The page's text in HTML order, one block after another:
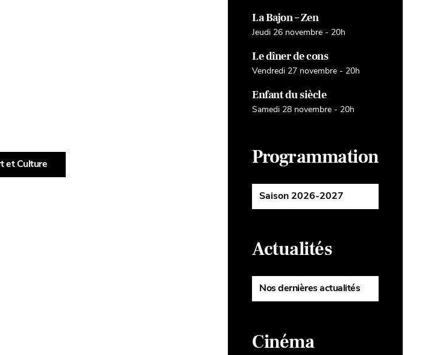
et Culture
La Bajon – Zen
Jeudi 26 novembre - 20h
Le dîner de cons
Vendredi 27 novembre - 20h
Enfant du siècle
Samedi 28 novembre - 20h
Programmation
Saison 2026-2027
Actualités
Nos dernières actualités
Cinéma